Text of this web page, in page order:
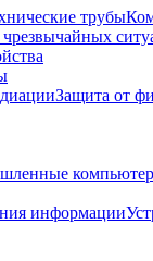
трубы
Защита от
информации